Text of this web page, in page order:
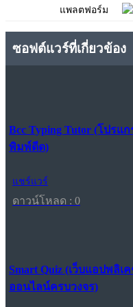
แพลตฟอร์ม
ซอฟต์แวร์ที่เกี่ยวข้อง
Bcc Typing Tutor (โปร
พิมพ์ดีด)
แชร์แวร์
ดาวน์โหลด : 0
Smart Quiz (เว็บแอปพลิ
ออนไลน์ครบวงจร)